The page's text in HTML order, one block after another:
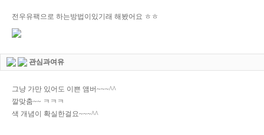
전우유팩으로 하는방법이있기래 해봤어요 ㅎㅎ
관심과여유
그냥 가만 있어도 이쁜 앰버~~~^^
깔맞춤~~ ㅋㅋㅋ
색 개념이 확실한걸요~~~^^